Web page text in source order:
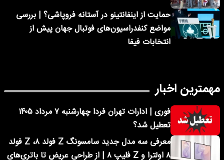
حمایت از اینفانتینو در آستانه فروپاشی؟ | بررسی
مواضع کنفدراسیون‌های فوتبال جهان پیش از
انتخابات فیفا
مهمترین اخبار
فوری | ادارات تهران فردا چهارشنبه ۷ مرداد ۱۴۰۵
تعطیل شد؟
معرفی سه مدل جدید سامسونگ Z فولد ۸، Z فولد
۸ اولترا و Z فلیپ ۸ | از طراحی عریض تا باتری‌های